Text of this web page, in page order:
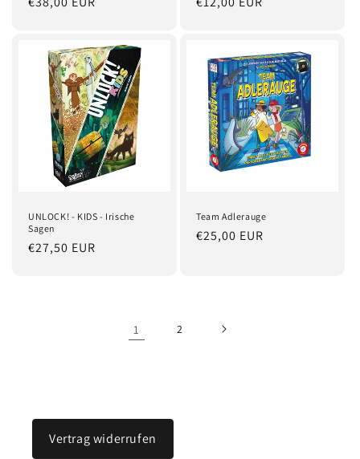
UNLOCK! - KIDS - Irische
Sagen
Normaler
€27,50 EUR
Team Adlerauge
Normaler
€25,00 EUR
1 2
Vertrag widerrufen